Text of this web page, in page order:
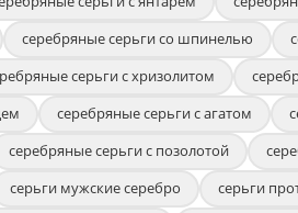
серебряные серьги со шпинелью
серьги с хризолитом
серебряные серьги с агатом
серебряные серьги с позолотой
серьги мужские серебро серьги